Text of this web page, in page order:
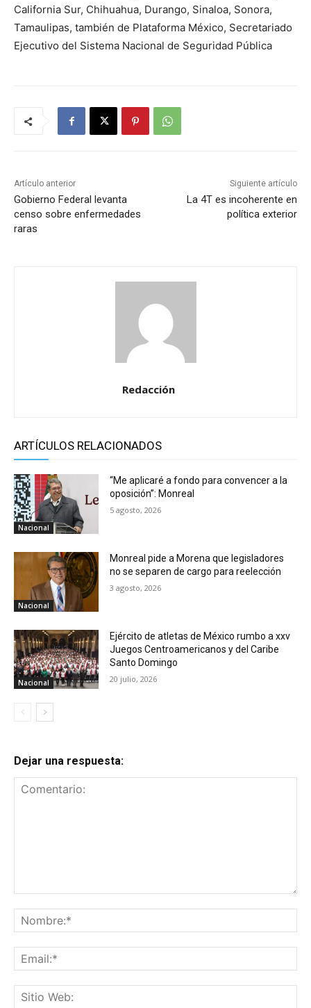
California Sur, Chihuahua, Durango, Sinaloa, Sonora,
Tamaulipas, también de Plataforma México, Secretariado
Ejecutivo del Sistema Nacional de Seguridad Pública
Artículo anterior
Gobierno Federal levanta
censo sobre enfermedades
raras
Siguiente artículo
La 4T es incoherente en
política exterior
Redacción
ARTÍCULOS RELACIONADOS
Nacional
“Me aplicaré a fondo para convencer a la
oposición”: Monreal
5 agosto, 2026
Nacional
Monreal pide a Morena que legisladores
no se separen de cargo para reelección
3 agosto, 2026
Nacional
Ejército de atletas de México rumbo a xxv
Juegos Centroamericanos y del Caribe
Santo Domingo
20 julio, 2026
Dejar una respuesta: